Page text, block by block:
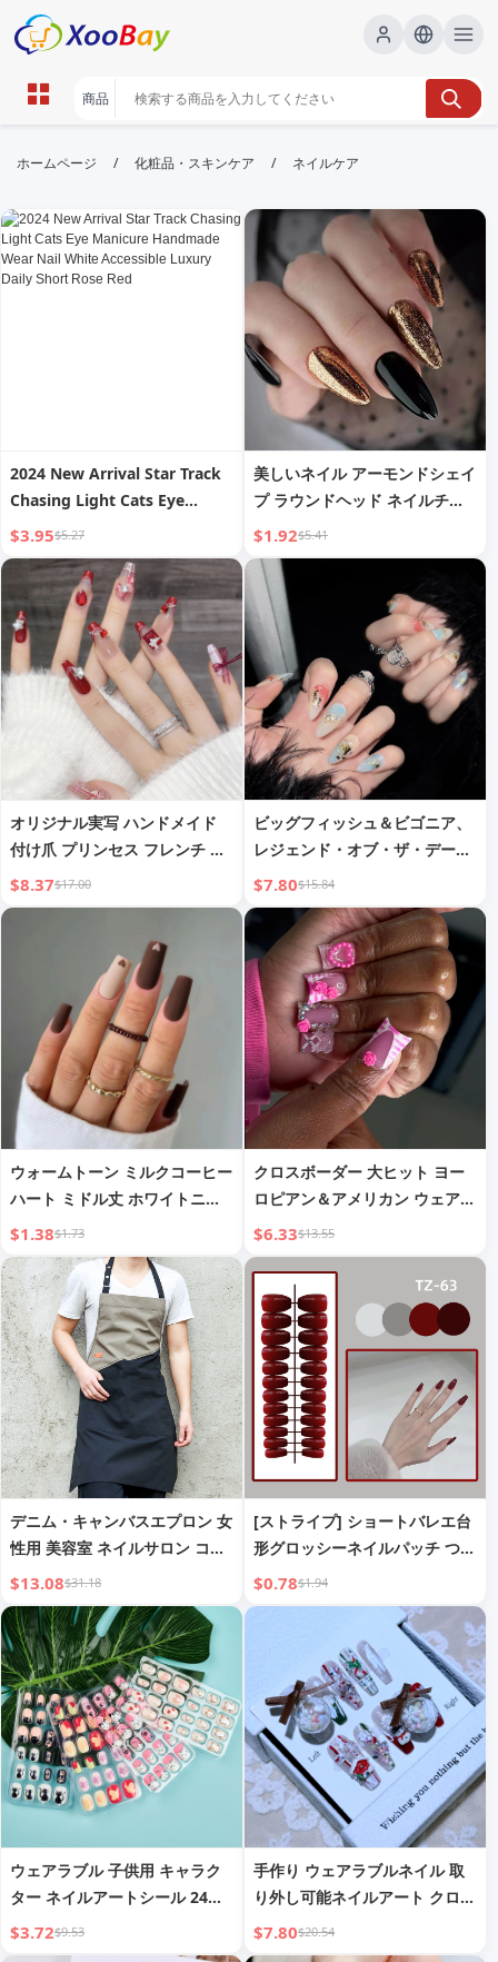
ネイルケア | XOOBAY B2B/B2C
ネイルケア,爪ケア,美爪, wholesale ネイルケア,
XOOBAY
爪を美しく保つ基本ケア方法と道具の選び方
ホームページ / 化粧品・スキンケア / ネイルケア
2024 New Arrival Star Track
Chasing Light Cats Eye
Manicure Handmade Wear
Nail White Accessible Luxury
Daily Short Rose Red
$3.95$5.27
美しいネイル アーモンドシェイ
プ ラウンドヘッド ネイルチッ
プ グリッター ブラック ゴール
ド
$1.92$5.41
オリジナル実写 ハンドメイド
付け爪 プリンセス フレンチ ロ
ング ジェントル ロマンチック
マニキュア 付け爪 ネイルシー
$8.37$17.00
ビッグフィッシュ＆ビゴニア、
レジェンド・オブ・ザ・デーモ
ン・キャット、ナショナルスタ
イル 敦煌 飛天 グラデーション
ドーパミン ゴールドメッキ 3D
ハンドメイド ウェアラブルネイ
ル アーモンドネイル
$7.80$15.84
ウォームトーン ミルクコーヒー
ハート ミドル丈 ホワイトニン
グウェアラブルネイル ライトラ
グジュアリー ヨーロピアンスタ
イル 取り外し可能 マニキュア
ネイルチップ
$1.38$1.73
クロスボーダー 大ヒット ヨー
ロピアン＆アメリカン ウェアラ
ブルネイル スイートクール ブ
リング ラインストーン フラワ
ー ダックビル ミディアム フェ
イクネイル 完成品卸売
$6.33$13.55
デニム・キャンバスエプロン 女
性用 美容室 ネイルサロン コー
ヒーショップ バリスタ ドロー
イング ミルクティーショップ
キッチン 男性用 作業服
$13.08$31.18
[ストライプ] ショートバレエ台
形グロッシーネイルパッチ つけ
爪 完成品 24枚入り 装着可能な
ネイルアートツール ネイルチッ
$0.78$1.94
ウェアラブル 子供用 キャラク
ター ネイルアートシール 24枚
入り
$3.72$9.53
手作り ウェアラブルネイル 取
り外し可能ネイルアート クロス
ボーダー ヨーロピアン＆アメリ
カンネイル
$7.80$20.54